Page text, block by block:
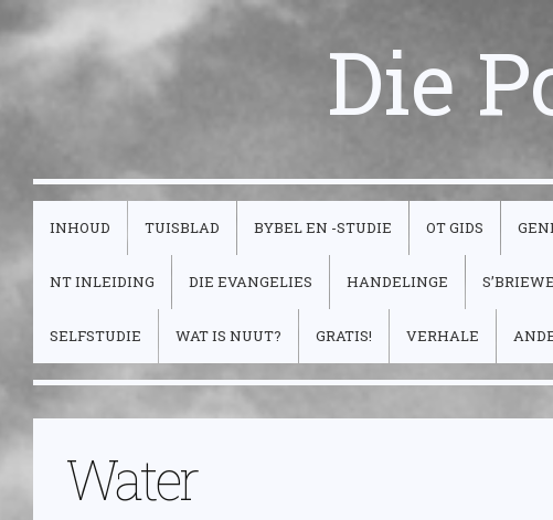
Die
INHOUD TUISBLAD BYBEL EN -STUDIE OT GIDS
NT INLEIDING DIE EVANGELIES HANDELINGE S’BRIEWE
SELFSTUDIE WAT IS NUUT? GRATIS! VERHALE
Water